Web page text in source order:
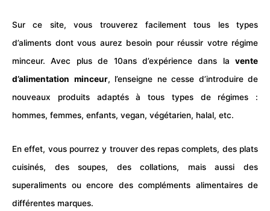
Sur ce site, vous trouverez facilement tous les types
d’aliments dont vous aurez besoin pour réussir votre régime
minceur. Avec plus de 10ans d’expérience dans la vente
d’alimentation minceur, l’enseigne ne cesse d’introduire de
nouveaux produits adaptés à tous types de régimes :
hommes, femmes, enfants, vegan, végétarien, halal, etc.
En effet, vous pourrez y trouver des repas complets, des plats
cuisinés, des soupes, des collations, mais aussi des
superaliments ou encore des compléments alimentaires de
différentes marques.